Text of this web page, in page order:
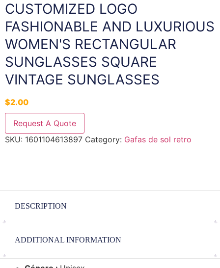
CUSTOMIZED LOGO
FASHIONABLE AND LUXURIOUS
WOMEN'S RECTANGULAR
SUNGLASSES SQUARE
VINTAGE SUNGLASSES
$2.00
Request A Quote
SKU: 1601104613897 Category: Gafas de sol retro
DESCRIPTION
ADDITIONAL INFORMATION